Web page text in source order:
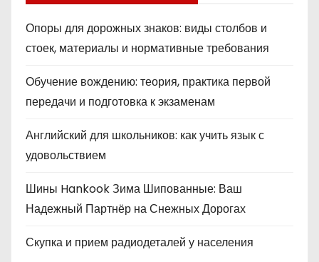
Опоры для дорожных знаков: виды столбов и
стоек, материалы и нормативные требования
Обучение вождению: теория, практика первой
передачи и подготовка к экзаменам
Английский для школьников: как учить язык с
удовольствием
Шины Hankook Зима Шипованные: Ваш
Надежный Партнёр на Снежных Дорогах
Скупка и прием радиодеталей у населения